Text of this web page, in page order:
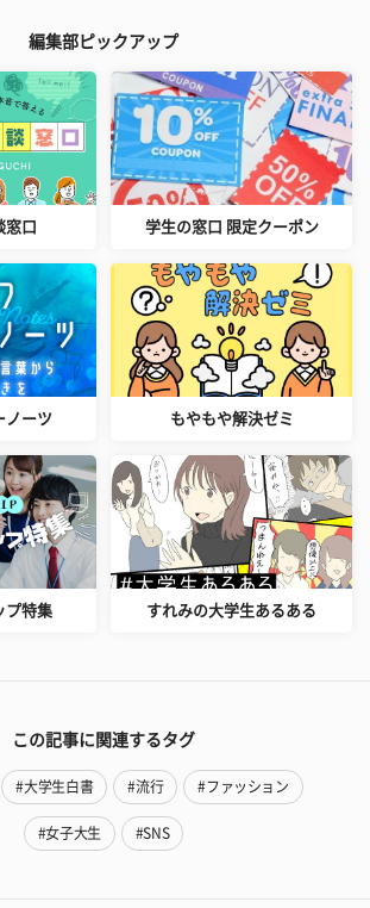
編集部ピックアップ
窓口 学生の窓口 限定クーポン
ノーツ もやもや解決ゼミ
プ特集 すれみの大学生あるある
この記事に関連するタグ
#大学生白書 #流行 #ファッション
#女子大生 #SNS